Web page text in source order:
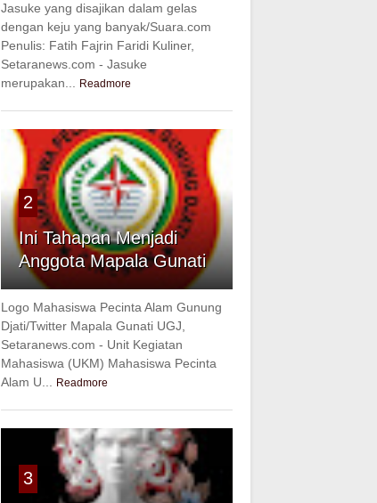
Jasuke yang disajikan dalam gelas
dengan keju yang banyak/Suara.com
Penulis: Fatih Fajrin Faridi Kuliner,
Setaranews.com - Jasuke
merupakan...
Readmore
2
Ini Tahapan Menjadi
Anggota Mapala Gunati
Logo Mahasiswa Pecinta Alam Gunung
Djati/Twitter Mapala Gunati UGJ,
Setaranews.com - Unit Kegiatan
Mahasiswa (UKM) Mahasiswa Pecinta
Alam U...
Readmore
3